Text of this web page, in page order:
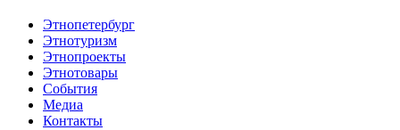
Этнопетербург
Этнотуризм
Этнопроекты
Этнотовары
События
Медиа
Контакты